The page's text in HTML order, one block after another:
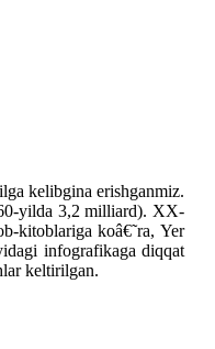
kelibgina erishganmiz.
yilda 3,2 milliard). XX-
kitoblariga koâ€˜ra, Yer
infografikaga diqqat
keltirilgan.